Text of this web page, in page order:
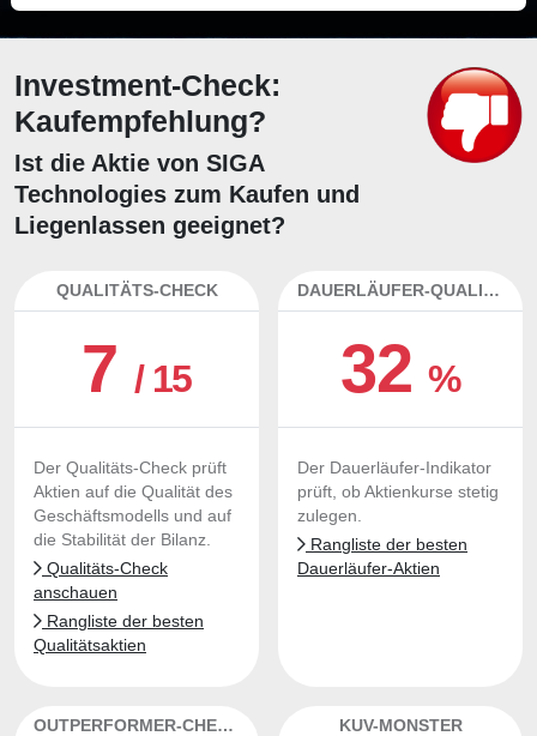
Investment-Check:
Kaufempfehlung?
Ist die Aktie von SIGA
Technologies zum Kaufen und
Liegenlassen geeignet?
QUALITÄTS-CHECK
7/ 15
Der Qualitäts-Check prüft
Aktien auf die Qualität des
Geschäftsmodells und auf
die Stabilität der Bilanz.
Qualitäts-Check
anschauen
Rangliste der besten
Qualitätsaktien
DAUERLÄUFER-QUALITÄTEN
32%
Der Dauerläufer-Indikator
prüft, ob Aktienkurse stetig
zulegen.
Rangliste der besten
Dauerläufer-Aktien
OUTPERFORMER-CHECK KUV-MONSTER